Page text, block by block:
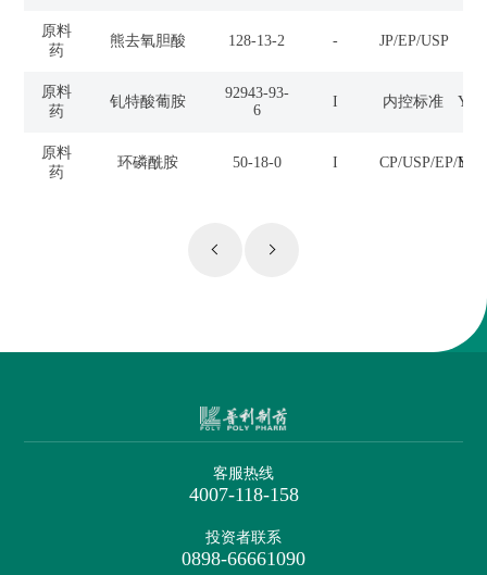
原料
药
熊去氧胆酸 128-13-2 - JP/EP/USP
原料
药
钆特酸葡胺
92943-93-
6
I 内控标准
原料
药
环磷酰胺 50-18-0 I CP/USP/EP/BP/
客服热线
4007-118-158
投资者联系
0898-66661090